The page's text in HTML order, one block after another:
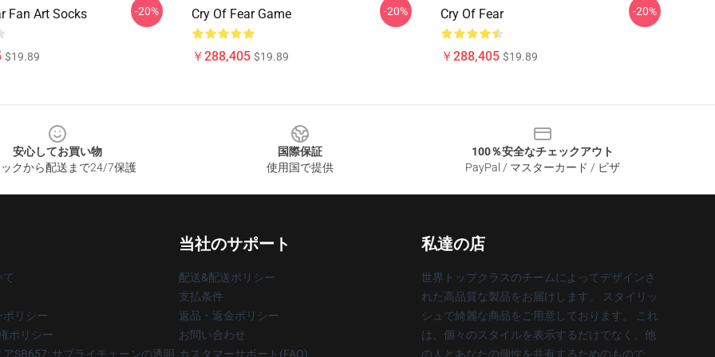
Fan Art Socks
$19.89
-20% Cry Of Fear Game
￥288,405 $19.89
-20% Cry Of Fear
￥288,405 $19.89
-20%
安心してお買い物
クから配送まで24/7保護
国際保証
使用国で提供
100％安全なチェックアウト
PayPal / マスターカード / ビザ
リシー
ポリシー
SB657: サプライチェーンの透明
当社のサポート
配送&配送ポリシー
支払条件
返品・返金ポリシー
お問い合わせ
カスタマーサポート(FAQ)
私達の店
世界トップクラスのチームによってデザインさ
れた高品質な製品をお届けします。 スタイリッ
シュで綺麗な商品をご用意しております。 これ
は、個々のスタイルを表示するだけでなく、他
の人とあなたの個性を共有するためのもので